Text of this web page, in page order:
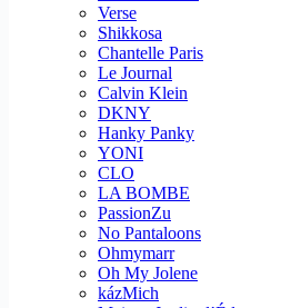
Verse
Shikkosa
Chantelle Paris
Le Journal
Calvin Klein
DKNY
Hanky Panky
YONI
CLO
LA BOMBE
PassionZu
No Pantaloons
Ohmymarr
Oh My Jolene
kázMich